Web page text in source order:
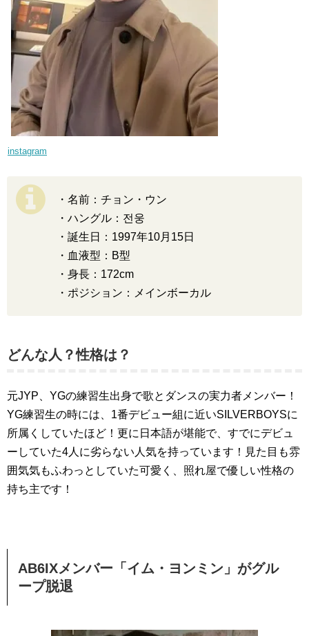
instagram
・名前：チョン・ウン
・ハングル：전웅
・誕生日：1997年10月15日
・血液型：B型
・身長：172cm
・ポジション：メインボーカル
どんな人？性格は？
元JYP、YGの練習生出身で歌とダンスの実力者メンバー！
YG練習生の時には、1番デビュー組に近いSILVERBOYSに
所属くしていたほど！更に日本語が堪能で、すでにデビュ
ーしていた4人に劣らない人気を持っています！見た目も雰
囲気気もふわっとしていた可愛く、照れ屋で優しい性格の
持ち主です！
AB6IXメンバー「イム・ヨンミン」がグル
ープ脱退